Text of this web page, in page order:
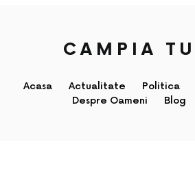
CAMPIA
Acasa Actualitate Politica
Despre Oameni
Blog